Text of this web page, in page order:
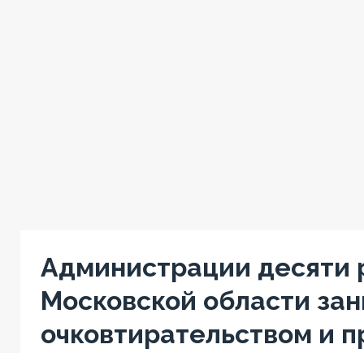
Администрации десяти
Московской области
очковтирательством и